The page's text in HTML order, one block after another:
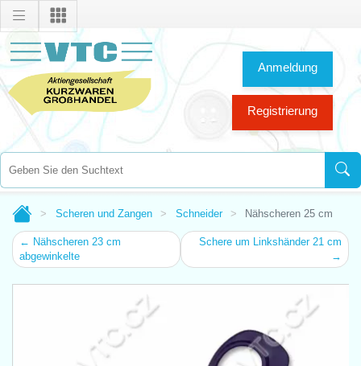
Anmeldung
Registrierung
Scheren und Zangen Schneider Nähscheren 25 cm
← Nähscheren 23 cm
abgewinkelte
Schere um Linkshänder 21 cm
→